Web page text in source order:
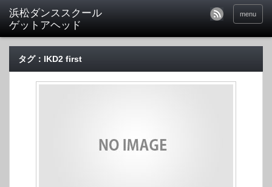
menu
タグ：IKD2 first